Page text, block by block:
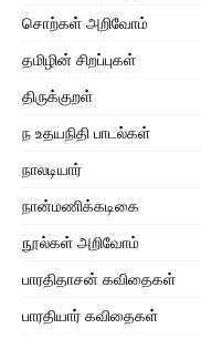
சொற்கள் அறிவோம்
தமிழின் சிறப்புகள்
திருக்குறள்
ந உதயநிதி பாடல்கள்
நாலடியார்
நான்மணிக்கடிகை
நூல்கள் அறிவோம்
பாரதிதாசன் கவிதைகள்
பாரதியார் கவிதைகள்